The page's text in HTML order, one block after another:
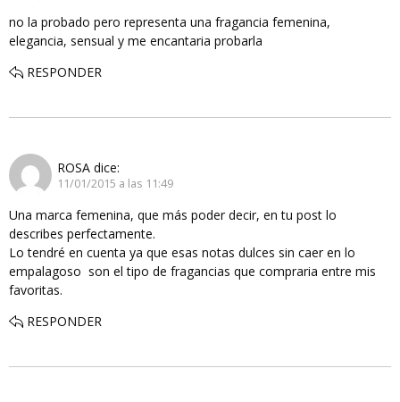
no la probado pero representa una fragancia femenina,
elegancia, sensual y me encantaria probarla
RESPONDER
ROSA dice:
11/01/2015 a las 11:49
Una marca femenina, que más poder decir, en tu post lo
describes perfectamente.
Lo tendré en cuenta ya que esas notas dulces sin caer en lo
empalagoso son el tipo de fragancias que compraria entre mis
favoritas.
RESPONDER